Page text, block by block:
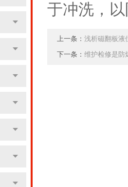
于冲洗，
上一条： 浅析磁翻板液
下一条： 维护检修是防